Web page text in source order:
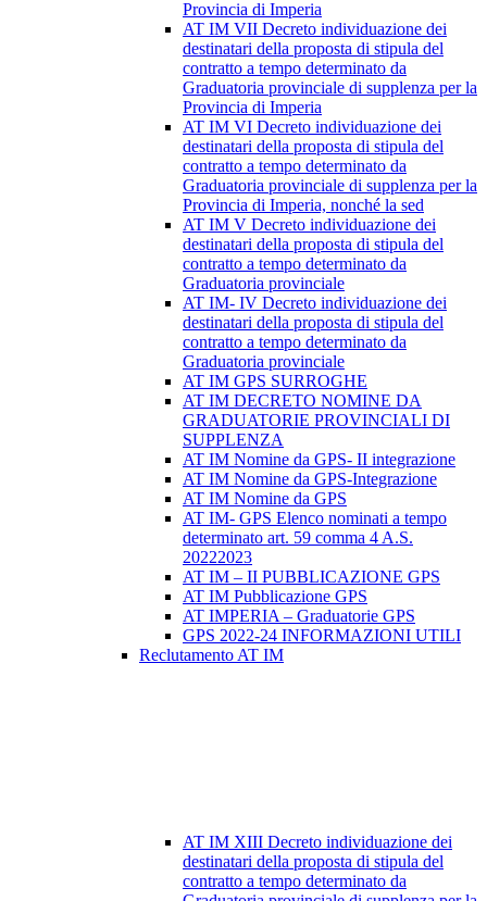
Provincia di Imperia
AT IM VII Decreto individuazione dei
destinatari della proposta di stipula del
contratto a tempo determinato da
Graduatoria provinciale di supplenza per la
Provincia di Imperia
AT IM VI Decreto individuazione dei
destinatari della proposta di stipula del
contratto a tempo determinato da
Graduatoria provinciale di supplenza per la
Provincia di Imperia, nonché la sed
AT IM V Decreto individuazione dei
destinatari della proposta di stipula del
contratto a tempo determinato da
Graduatoria provinciale
AT IM- IV Decreto individuazione dei
destinatari della proposta di stipula del
contratto a tempo determinato da
Graduatoria provinciale
AT IM GPS SURROGHE
AT IM DECRETO NOMINE DA
GRADUATORIE PROVINCIALI DI
SUPPLENZA
AT IM Nomine da GPS- II integrazione
AT IM Nomine da GPS-Integrazione
AT IM Nomine da GPS
AT IM- GPS Elenco nominati a tempo
determinato art. 59 comma 4 A.S.
20222023
AT IM – II PUBBLICAZIONE GPS
AT IM Pubblicazione GPS
AT IMPERIA – Graduatorie GPS
GPS 2022-24 INFORMAZIONI UTILI
Reclutamento AT IM
AT IM XIII Decreto individuazione dei
destinatari della proposta di stipula del
contratto a tempo determinato da